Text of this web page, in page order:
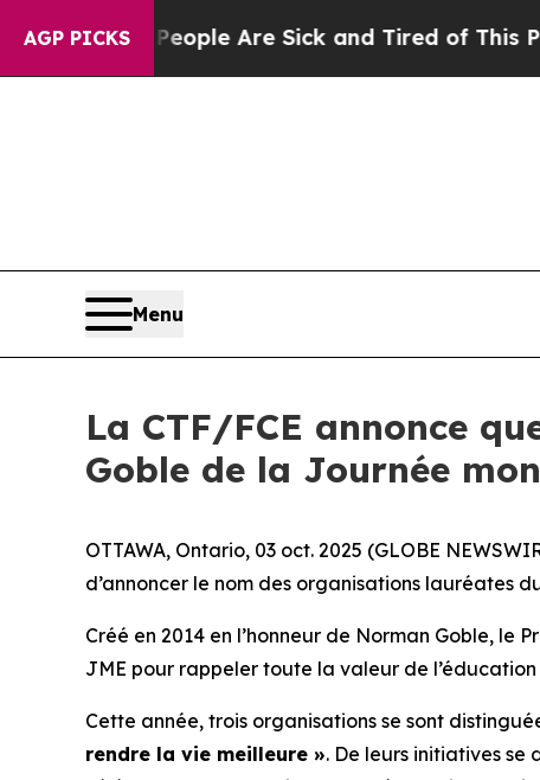
AGP PICKS
“People Are Sick and Tired of This Politics
Menu
La CTF/FCE annonce
Goble de la Journée
OTTAWA, Ontario, 03 oct. 2025 (GLOBE
d’annoncer le nom des organisations lauréates
Créé en 2014 en l’honneur de Norman Goble, le
JME pour rappeler toute la valeur de
Cette année, trois organisations se sont
rendre la vie meilleure ». De leurs initiatives